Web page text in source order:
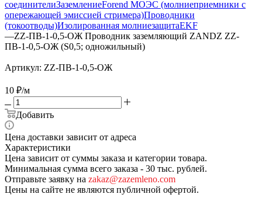
соединителиЗаземлениеForend МОЭС (молниеприемники с
опережающей эмиссией стримера)Проводники
(токоотводы)Изолированная молниезащитаEKF
—ZZ-ПВ-1-0,5-ОЖ Проводник заземляющий ZANDZ ZZ-
ПВ-1-0,5-ОЖ (S0,5; одножильный)
Артикул: ZZ-ПВ-1-0,5-ОЖ
10 ₽/м
Добавить
Цена доставки зависит от адреса
Характеристики
Цена зависит от суммы заказа и категории товара.
Минимальная сумма всего заказа - 30 тыс. рублей.
Отправьте заявку на zakaz@zazemleno.com
Цены на сайте не являются публичной офертой.